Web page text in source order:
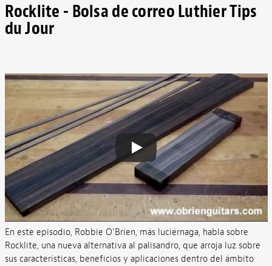
Rocklite - Bolsa de correo Luthier Tips
du Jour
En este episodio, Robbie O’Brien, más luciérnaga, habla sobre
Rocklite, una nueva alternativa al palisandro, que arroja luz sobre
sus características, beneficios y aplicaciones dentro del ámbito